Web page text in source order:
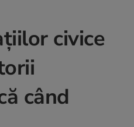
civice
când